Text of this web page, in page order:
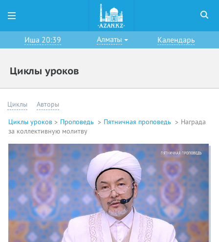
Иша 20:39 Алматы Календарь
Циклы уроков
Циклы Авторы
Циклы уроков Проповедь Пятничная проповедь
Награда
за коллективную молитву